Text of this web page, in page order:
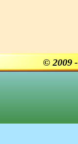
© 2009 -